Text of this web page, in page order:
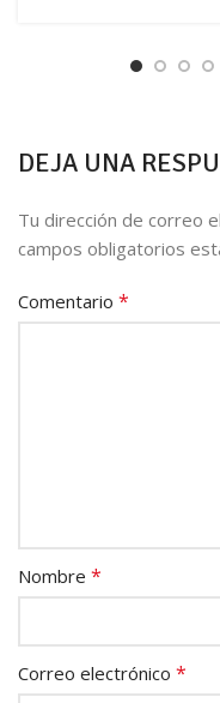
DEJA UNA
Tu dirección de correo
campos obligatorios
Comentario *
Nombre *
Correo electrónico *